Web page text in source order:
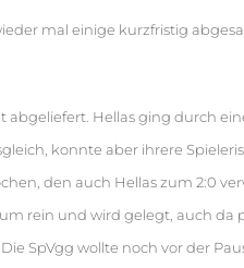
mal einige kurzfristig
abgeliefert. Hellas ging durch
konnte aber ihrere
den auch Hellas zum 2:0
rein und wird gelegt, auch
SpVgg wollte noch vor der